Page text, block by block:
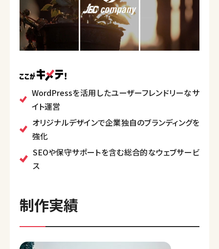
WordPressを活用したユーザーフレンドリーなサ
イト運営
オリジナルデザインで企業独自のブランディングを
強化
SEOや保守サポートを含む総合的なウェブサービ
ス
制作実績